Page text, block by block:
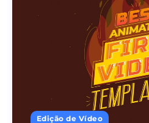
Edição de Vídeo